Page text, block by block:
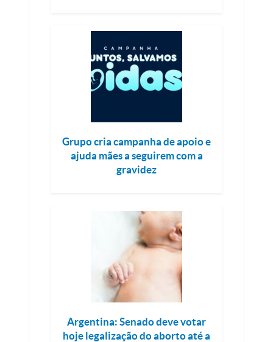
Grupo cria campanha de apoio e
ajuda mães a seguirem com a
gravidez
Argentina: Senado deve votar
hoje legalização do aborto até a